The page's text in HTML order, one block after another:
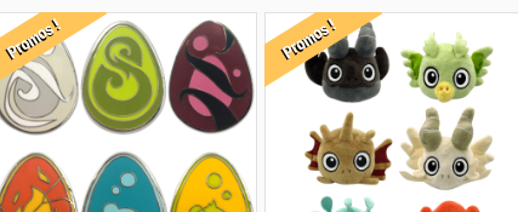
Promos ! Promos !